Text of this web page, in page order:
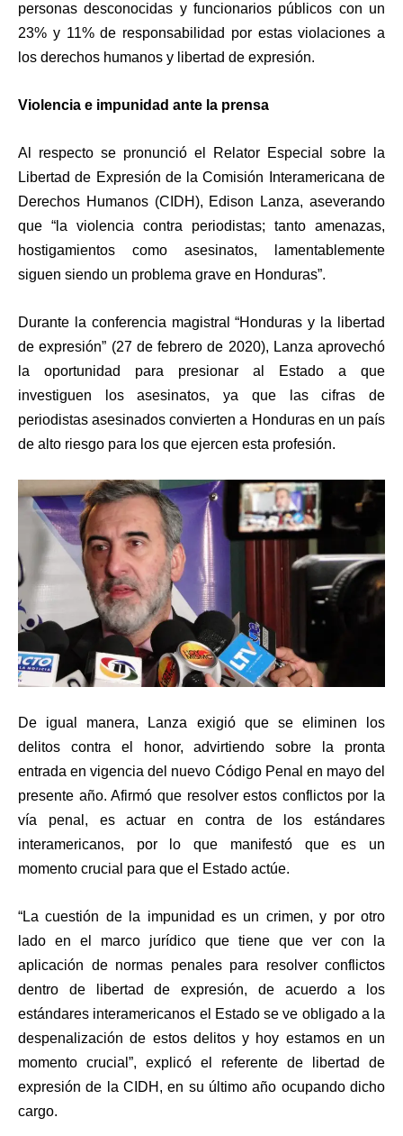
personas desconocidas y funcionarios públicos con un
23% y 11% de responsabilidad por estas violaciones a
los derechos humanos y libertad de expresión.
Violencia e impunidad ante la prensa
Al respecto se pronunció el Relator Especial sobre la
Libertad de Expresión de la Comisión Interamericana de
Derechos Humanos (CIDH), Edison Lanza, aseverando
que “la violencia contra periodistas; tanto amenazas,
hostigamientos como asesinatos, lamentablemente
siguen siendo un problema grave en Honduras”.
Durante la conferencia magistral “Honduras y la libertad
de expresión” (27 de febrero de 2020), Lanza aprovechó
la oportunidad para presionar al Estado a que
investiguen los asesinatos, ya que las cifras de
periodistas asesinados convierten a Honduras en un país
de alto riesgo para los que ejercen esta profesión.
De igual manera, Lanza exigió que se eliminen los
delitos contra el honor, advirtiendo sobre la pronta
entrada en vigencia del nuevo Código Penal en mayo del
presente año. Afirmó que resolver estos conflictos por la
vía penal, es actuar en contra de los estándares
interamericanos, por lo que manifestó que es un
momento crucial para que el Estado actúe.
“La cuestión de la impunidad es un crimen, y por otro
lado en el marco jurídico que tiene que ver con la
aplicación de normas penales para resolver conflictos
dentro de libertad de expresión, de acuerdo a los
estándares interamericanos el Estado se ve obligado a la
despenalización de estos delitos y hoy estamos en un
momento crucial”, explicó el referente de libertad de
expresión de la CIDH, en su último año ocupando dicho
cargo.